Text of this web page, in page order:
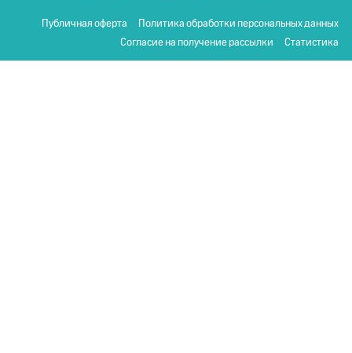
Публичная оферта
Политика обработки персональных данных
Согласие на получение рассылки
Статистика